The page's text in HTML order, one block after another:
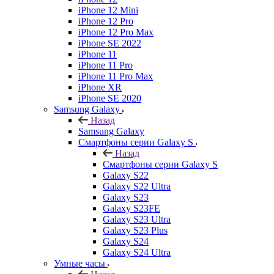
iPhone 12 Mini
iPhone 12 Pro
iPhone 12 Pro Max
iPhone SE 2022
iPhone 11
iPhone 11 Pro
iPhone 11 Pro Max
iPhone XR
iPhone SE 2020
Samsung Galaxy
Назад
Samsung Galaxy
Смартфоны серии Galaxy S
Назад
Смартфоны серии Galaxy S
Galaxy S22
Galaxy S22 Ultra
Galaxy S23
Galaxy S23FE
Galaxy S23 Ultra
Galaxy S23 Plus
Galaxy S24
Galaxy S24 Ultra
Умные часы